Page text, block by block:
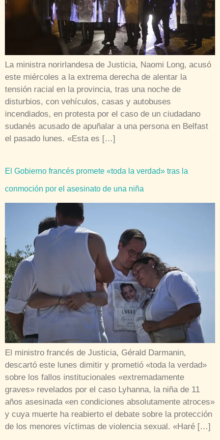
La ministra norirlandesa de Justicia, Naomi Long, acusó
este miércoles a la extrema derecha de alentar la
tensión racial en la provincia, tras una noche de
disturbios, con vehículos, casas y autobuses
incendiados, en protesta por el caso de un ciudadano
sudanés acusado de apuñalar a una persona en Belfast
el pasado lunes. «Esta es […]
El Gobierno francés promete «toda la verdad» tras la
conmoción por el asesinato de una niña
El ministro francés de Justicia, Gérald Darmanin,
descartó este lunes dimitir y prometió «toda la verdad»
sobre los fallos institucionales «extremadamente
graves» revelados por el caso Lyhanna, la niña de 11
años asesinada «en condiciones absolutamente atroces»
y cuya muerte ha reabierto el debate sobre la protección
de los menores víctimas de violencia sexual. «Haré […]